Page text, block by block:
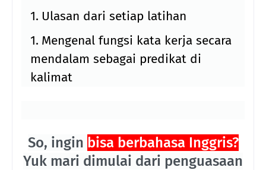
Ulasan dari setiap latihan
Mengenal fungsi kata kerja secara
mendalam sebagai predikat di
kalimat
So, ingin bisa berbahasa Inggris?
Yuk mari dimulai dari penguasaan